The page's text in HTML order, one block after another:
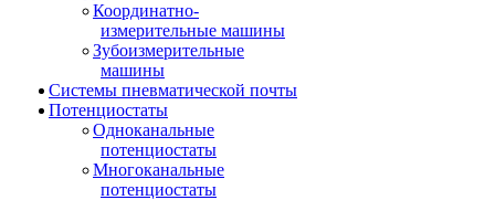
Координатно-
измерительные машины
Зубоизмерительные
машины
Системы пневматической почты
Потенциостаты
Одноканальные
потенциостаты
Многоканальные
потенциостаты